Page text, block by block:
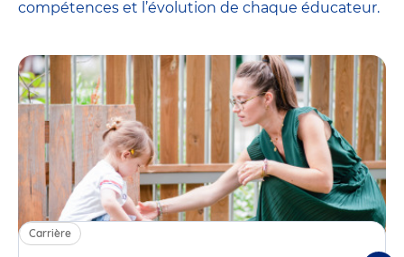
compétences et l’évolution de chaque éducateur.
Carrière